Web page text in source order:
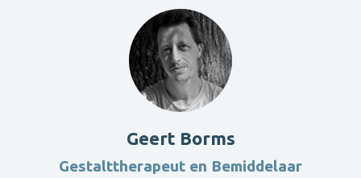
Geert Borms
Gestalttherapeut en Bemiddelaar